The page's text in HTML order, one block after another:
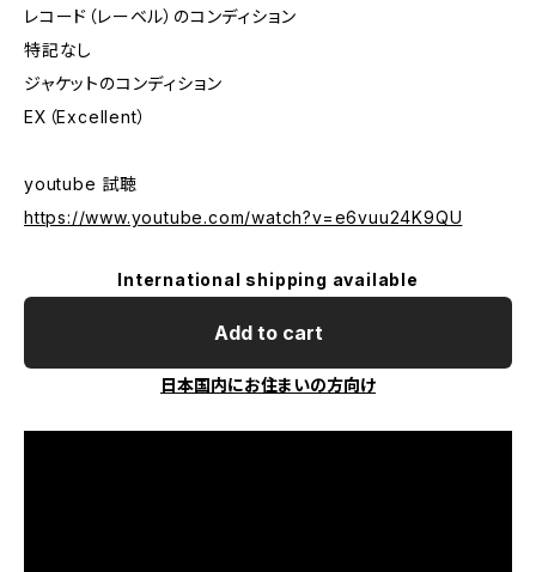
レコード（レーベル）のコンディション
特記なし
ジャケットのコンディション
EX（Excellent）
youtube 試聴
https://www.youtube.com/watch?v=e6vuu24K9QU
International shipping available
Add to cart
日本国内にお住まいの方向け